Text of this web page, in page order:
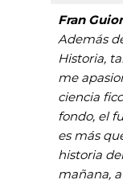
Fran
Además
Historia,
me
ciencia
fondo, el
es más
historia del
mañana,